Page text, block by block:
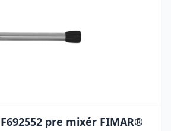
pre mixér FIMAR®